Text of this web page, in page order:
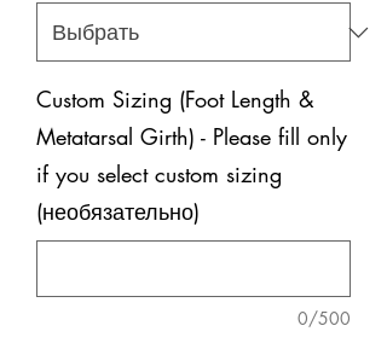
Custom Sizing (Foot Length &
Metatarsal Girth) - Please fill only
if you select custom sizing
(необязательно)
0/500